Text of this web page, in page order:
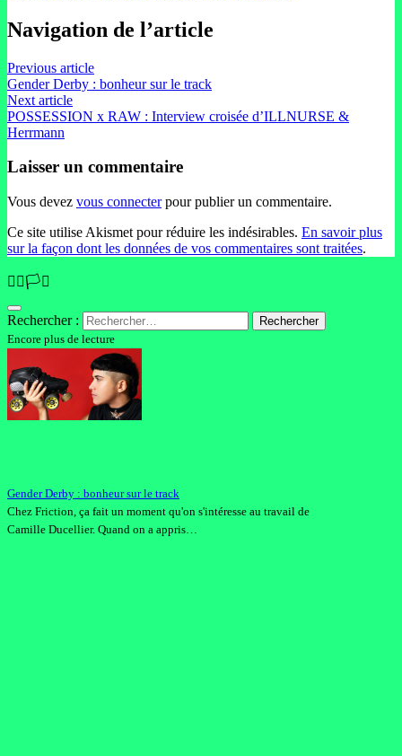
Navigation de l’article
Previous article
Gender Derby : bonheur sur le track
Next article
POSSESSION x RAW : Interview croisée d’ILLNURSE &
Herrmann
Laisser un commentaire
Vous devez vous connecterpour publier un commentaire.
Ce site utilise Akismet pour réduire les indésirables. En savoir plus
sur la façon dont les données de vos commentaires sont traitées.
🏳️‍🌈🏳️‍⚧️
Rechercher :
Encore plus de lecture
Gender Derby : bonheur sur le track
Chez Friction, ça fait un moment qu'on s'intéresse au travail de
Camille Ducellier. Quand on a appris…